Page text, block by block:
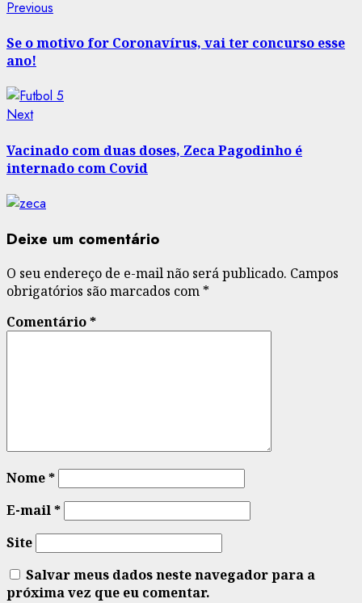
Post
navigation
Previous
Se o motivo for Coronavírus, vai ter concurso esse
ano!
NextNext
Vacinado com duas doses, Zeca Pagodinho é
internado com Covid
Deixe um comentário
O seu endereço de e-mail não será publicado. Campos
obrigatórios são marcados com *
Comentário*
Nome*
E-mail*
Site
Salvar meus dados neste navegador para a
próxima vez que eu comentar.